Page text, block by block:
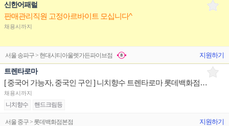
신한어패럴
판매관리직원 고정아르바이트 모십니다^
채용시까지
서울 송파구 > 현대시티아울렛가든파이브점 지원하기
트렌타로마
[ 중국어 가능자, 중국인 구인 ] 니치향수 트렌타로마 롯데백화점 본점 판매직원 구인 (직전 연봉+인센티브)
채용시까지
니치향수 핸드크림등
서울 중구 > 롯데백화점본점 지원하기